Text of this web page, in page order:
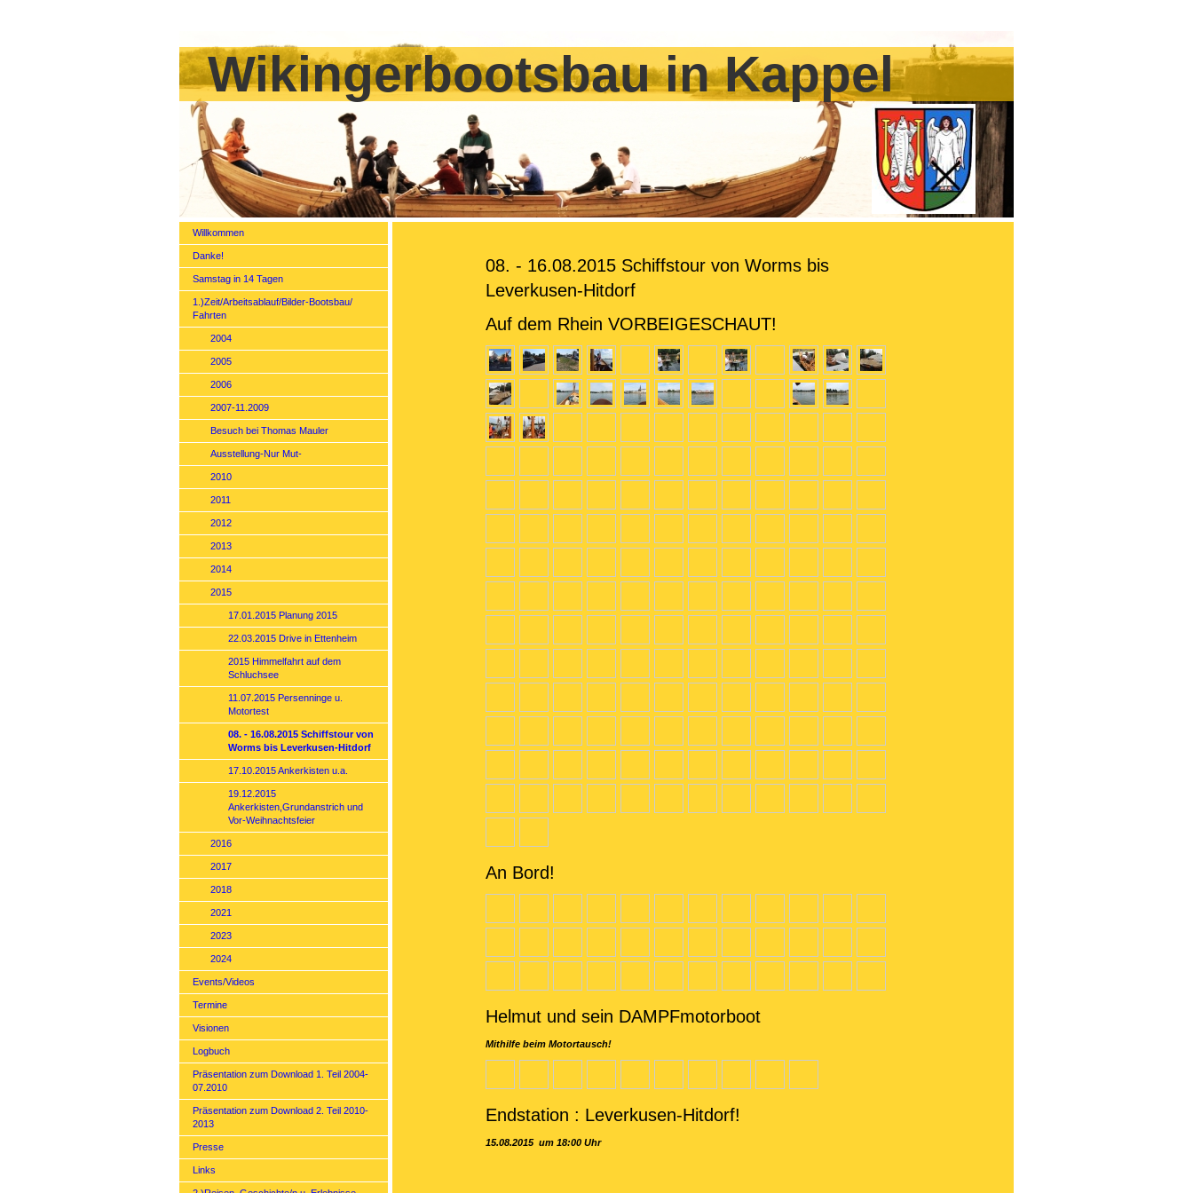
Wikingerbootsbau in Kappel
Willkommen
Danke!
Samstag in 14 Tagen
1.)Zeit/Arbeitsablauf/Bilder-Bootsbau/
Fahrten
2004
2005
2006
2007-11.2009
Besuch bei Thomas Mauler
Ausstellung-Nur Mut-
2010
2011
2012
2013
2014
2015
17.01.2015 Planung 2015
22.03.2015 Drive in Ettenheim
2015 Himmelfahrt auf dem
Schluchsee
11.07.2015 Persenninge u.
Motortest
08. - 16.08.2015 Schiffstour von
Worms bis Leverkusen-Hitdorf
17.10.2015 Ankerkisten u.a.
19.12.2015
Ankerkisten,Grundanstrich und
Vor-Weihnachtsfeier
2016
2017
2018
2021
2023
2024
Events/Videos
Termine
Visionen
Logbuch
Präsentation zum Download 1. Teil 2004-
07.2010
Präsentation zum Download 2. Teil 2010-
2013
Presse
Links
08. - 16.08.2015 Schiffstour von Worms bis
Leverkusen-Hitdorf
Auf dem Rhein VORBEIGESCHAUT!
An Bord!
Helmut und sein DAMPFmotorboot
Mithilfe beim Motortausch!
Endstation : Leverkusen-Hitdorf!
15.08.2015 um 18:00 Uhr